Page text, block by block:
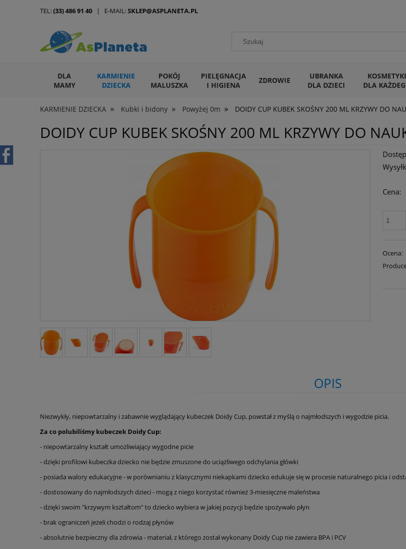
DLA
MAMY
KARMIENIE
DZIECKA
POKÓJ
MALUSZKA
PIELĘGNACJA
I HIGIENA
ZDROWIE
UBRANKA
DLA DZIECI
KOSMETYKI
DLA
ARTYKUŁY DLA ZWIERZĄT
KARMIENIE DZIECKA » Kubki i bidony » Powyżej 0m » DOIDY CUP KUBEK SKOŚNY 200 ML KRZYWY DO
TEL:(33) 486 91 40 | E-MAIL:SKLEP@ASPLANETA.PL
DOIDY CUP KUBEK SKOŚNY 200 ML KRZYWY DO
Cena:
Ocena:
OPIS
Niezwykły, niepowtarzalny i zabawnie wyglądający kubeczek Doidy Cup, powstał z myślą o najmłodszych i wygodzie picia.
Za co polubiliśmy kubeczek Doidy Cup:
- niepowtarzalny kształt umożliwiający wygodne picie
- dzięki profilowi kubeczka dziecko nie będzie zmuszone do uciążliwego odchylania główki
- posiada walory edukacyjne - w porównianiu z klasycznymi niekapkami dziecko edukuje się w procesie naturalnego picia i
- dostosowany do najmłodszych dzieci - mogą z niego korzystać również 3-miesięczne maleństwa
- dzięki swoim "krzywym kształtom" to dziecko wybiera w jakiej pozycji będzie spożywało płyn
- brak ograniczeń jeżeli chodzi o rodzaj płynów
- absolutnie bezpieczny dla zdrowia - materiał, z którego został wykonany Doidy Cup nie zawiera BPA i PCV